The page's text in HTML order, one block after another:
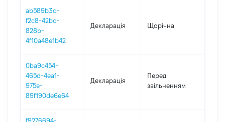
ab589b3c-
f2c8-42bc-
828b-
4f10a48e1b42
Декларація Щорічна
0ba9c454-
465d-4ea1-
975e-
89f190de6e64
Декларація
Перед
звільненням
f9276694-